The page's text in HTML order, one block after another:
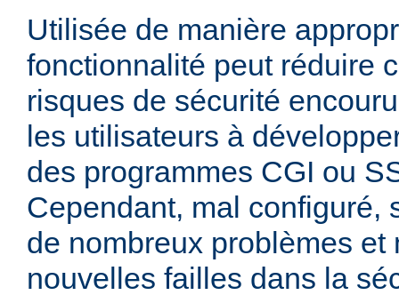
Utilisée de manière
fonctionnalité peut réduire
risques de sécurité
les utilisateurs à
des programmes CGI ou
Cependant, mal configuré,
de nombreux problèmes et
nouvelles failles dans la